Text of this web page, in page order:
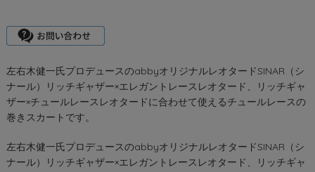
左右木健一氏プロデュースのabbyオリジナルレオタードSINAR（シ
ナール）リッチギャザー×エレガントレースレオタード、リッチギャ
ザー×チュールレースレオタードに合わせて使えるチュールレースの
巻きスカートです。
左右木健一氏プロデュースのabbyオリジナルレオタードSINAR（シ
ナール）リッチギャザー×エレガントレースレオタード、リッチギャ